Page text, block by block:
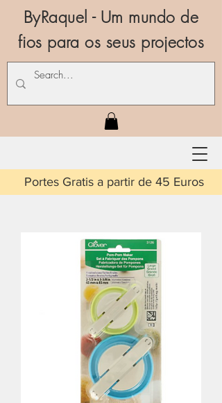
ByRaquel - Um mundo de
fios para os seus projectos
a partir de 45 Euros